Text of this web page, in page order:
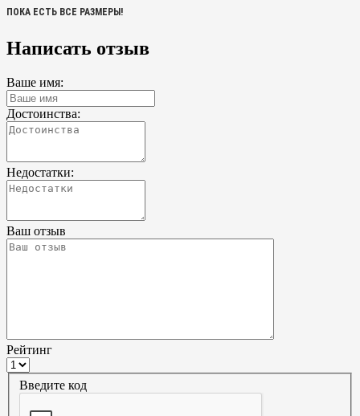
ПОКА ЕСТЬ ВСЕ РАЗМЕРЫ!
Написать отзыв
Ваше имя:
Достоинства:
Недостатки:
Ваш отзыв
Рейтинг
Введите код